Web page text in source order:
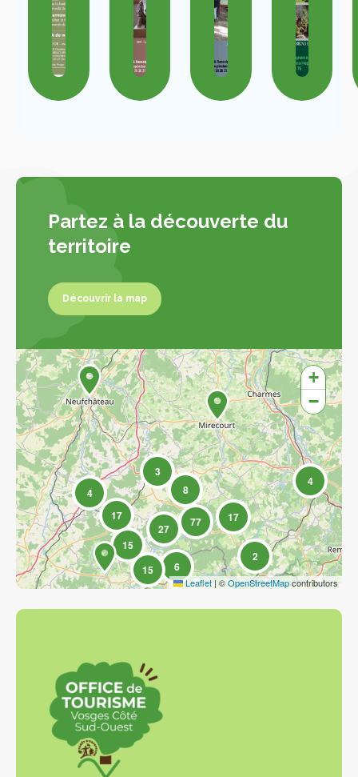
Partez à la découverte du
territoire
Découvrir la map
6
15
8
15
17 17
4
27 77
3
2
4
+
−
Leaflet | ©OpenStreetMapcontributors